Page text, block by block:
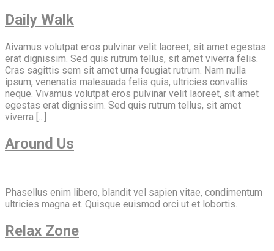
Daily Walk
Aivamus volutpat eros pulvinar velit laoreet, sit amet egestas
erat dignissim. Sed quis rutrum tellus, sit amet viverra felis.
Cras sagittis sem sit amet urna feugiat rutrum. Nam nulla
ipsum, venenatis malesuada felis quis, ultricies convallis
neque. Vivamus volutpat eros pulvinar velit laoreet, sit amet
egestas erat dignissim. Sed quis rutrum tellus, sit amet
viverra [...]
Around Us
Phasellus enim libero, blandit vel sapien vitae, condimentum
ultricies magna et. Quisque euismod orci ut et lobortis.
Relax Zone